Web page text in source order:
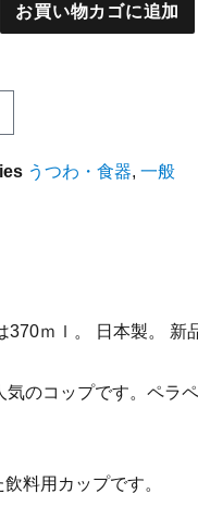
お買い物カゴに追加
うつわ・食器,一般
ｍｌ。 日本製。 新品
のコップです。ペラ
料用カップです。